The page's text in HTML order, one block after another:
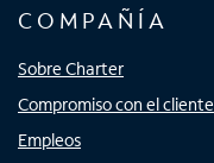
COMPAÑÍA
Sobre Charter
Compromiso con el cliente
Empleos